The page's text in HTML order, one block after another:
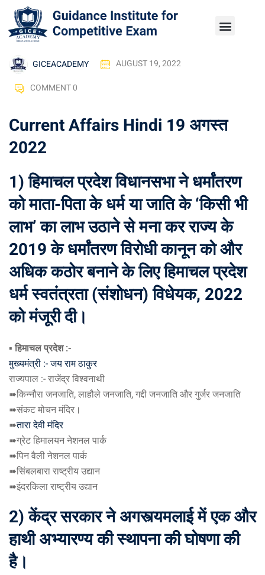
GICEACADEMY
AUGUST 19, 2022
COMMENT 0
Current Affairs Hindi 19 अगस्त
2022
1) हिमाचल प्रदेश विधानसभा ने धर्मांतरण
को माता-पिता के धर्म या जाति के ‘किसी भी
लाभ’ का लाभ उठाने से मना कर राज्य के
2019 के धर्मांतरण विरोधी कानून को और
अधिक कठोर बनाने के लिए हिमाचल प्रदेश
धर्म स्वतंत्रता (संशोधन) विधेयक, 2022
को मंजूरी दी।
▪️ हिमाचल प्रदेश :-
मुख्यमंत्री :- जय राम ठाकुर
राज्यपाल :- राजेंद्र विश्वनाथी
➠किन्नौरा जनजाति, लाहौले जनजाति, गद्दी जनजाति और गुर्जर जनजाति
➠संकट मोचन मंदिर।
➠तारा देवी मंदिर
➠ग्रेट हिमालयन नेशनल पार्क
➠पिन वैली नेशनल पार्क
➠सिंबलबारा राष्ट्रीय उद्यान
➠इंदरकिला राष्ट्रीय उद्यान
2) केंद्र सरकार ने अगस्त्यमलाई में एक और
हाथी अभ्यारण्य की स्थापना की घोषणा की
है।